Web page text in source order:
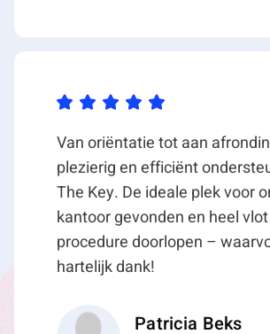
Er wordt geopteerd voor een met
verhuur.
ZEKERHEIDSSTELLING
Een bankgarantie of waarborgsom
de betalingsverplichting van 3
servicekosten plus btw).
INDEXERING
Van oriëntatie tot aan
plezierig en efficiënt
The Key. De ideale plek voor
kantoor gevonden en heel
procedure doorlopen –
hartelijk dank!
Patricia Beks